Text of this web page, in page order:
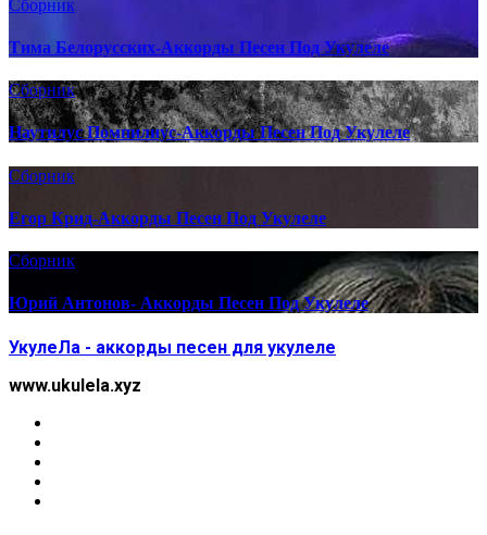
Сборник
Тима Белорусских-Аккорды Песен Под Укулеле
Сборник
Наутилус Помпилиус-Аккорды Песен Под Укулеле
Сборник
Егор Крид-Аккорды Песен Под Укулеле
Сборник
Юрий Антонов- Аккорды Песен Под Укулеле
УкулеЛа - аккорды песен для укулеле
www.ukulela.xyz